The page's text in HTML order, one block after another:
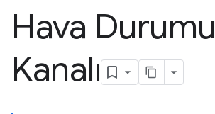
Hava Durumu
Kanalı